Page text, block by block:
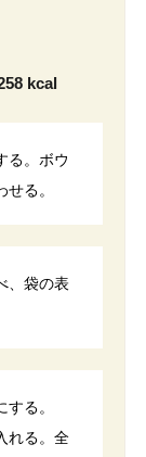
kcal
る。ボウ
る。
、袋の表
る。
れる。全